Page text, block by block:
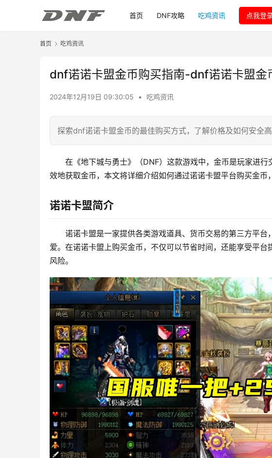
首页 DNF攻略 吃鸡资讯 点我登
首页 吃鸡资讯
dnf诺诺卡盟金币购买指南-dnf诺诺卡盟金
2024年12月19日 09:30:05 • 吃鸡资讯
探索dnf诺诺卡盟金币的最佳购买方式，了解价格及如何安全高
在《地下城与勇士》（DNF）这款游戏中，金币是玩家进
效地获取金币，本文将详细介绍如何通过诺诺卡盟平台购买金币
诺诺卡盟简介
诺诺卡盟是一家提供各类游戏道具、货币交易的第三方平
爱。在诺诺卡盟上购买金币，不仅可以节省时间，还能享受平
风险。